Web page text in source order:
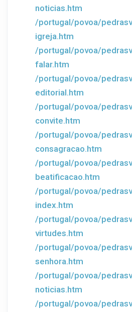
noticias.htm
/portugal/povoa/
igreja.htm
/portugal/povoa/
falar.htm
/portugal/povoa/
editorial.htm
/portugal/povoa/
convite.htm
/portugal/povoa/
consagracao.htm
/portugal/povoa/
beatificacao.htm
/portugal/povoa/
index.htm
/portugal/povoa/
virtudes.htm
/portugal/povoa/
senhora.htm
/portugal/povoa/
noticias.htm
/portugal/povoa/